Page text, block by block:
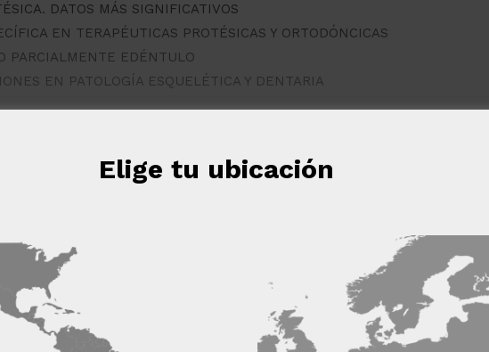
DATOS MÁS SIGNIFICATIVOS
EN TERAPÉUTICAS PROTÉSICAS Y ORTODÓNCICAS
PARCIALMENTE EDÉNTULO
EN PATOLOGÍA ESQUELÉTICA Y DENTARIA
compromiso
Elige tu ubicación
cookies para mejorar la experiencia del usuario. Al utilizar nuestro sitio web,
las cookies de acuerdo con nuestra Política de cookies.Más información
LOS SOCIOS